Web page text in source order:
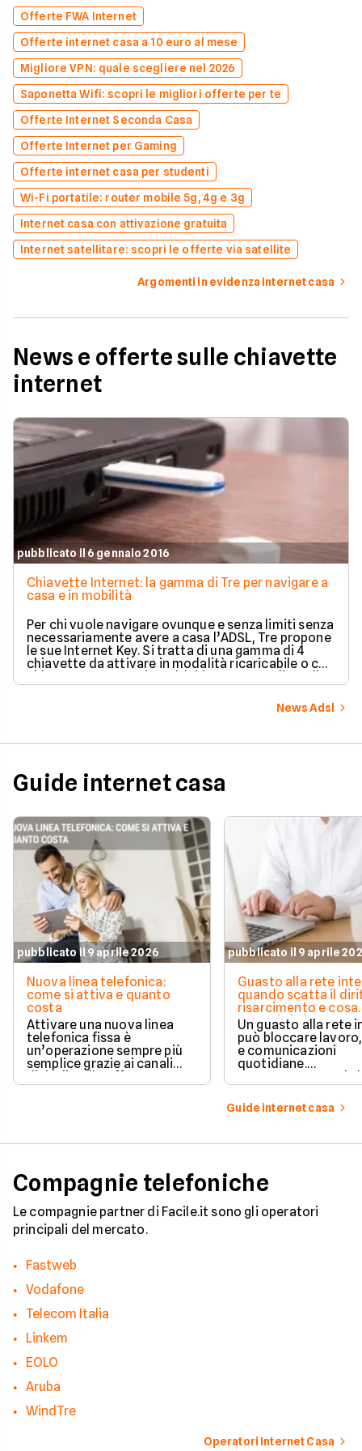
Offerte FWA Internet
Offerte internet casa a 10 euro al mese
Migliore VPN: quale scegliere nel 2026
Saponetta Wifi: scopri le migliori offerte per te
Offerte Internet Seconda Casa
Offerte Internet per Gaming
Offerte internet casa per studenti
Wi-Fi portatile: router mobile 5g, 4g e 3g
Internet casa con attivazione gratuita
Internet satellitare: scopri le offerte via satellite
Argomenti in evidenza internet casa
News e offerte sulle chiavette
internet
pubblicato il 6 gennaio 2016
Chiavette Internet: la gamma di Tre per navigare a
casa e in mobilità
Per chi vuole navigare ovunque e senza limiti senza
necessariamente avere a casa l’ADSL, Tre propone
le sue Internet Key. Si tratta di una gamma di 4
chiavette da attivare in modalità ricaricabile o con
abbonamento tramite addebito su carta di credito
o conto corrente bancario.
News Adsl
Guide internet casa
pubblicato il 9 aprile 2026
Nuova linea telefonica:
come si attiva e quanto
costa
Attivare una nuova linea
telefonica fissa è
un’operazione sempre più
semplice grazie ai canali
digitali e alle offerte
integrate con internet casa.
pubblicato il 9 aprile
Guasto alla rete
quando scatta il
risarcimento e cosa
prevede la legge
Un guasto alla rete
può bloccare
e comunicazioni
quotidiane.
Fortunatamente, la
prevede strumenti
per ottenere un
risarcimento in
Guide internet casa
Compagnie telefoniche
Le compagnie partner di Facile.it sono gli operatori
principali del mercato.
Fastweb
Vodafone
Telecom Italia
Linkem
EOLO
Aruba
WindTre
Operatori Internet Casa